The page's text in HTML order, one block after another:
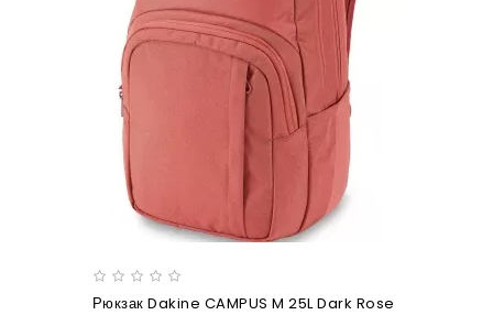
Рюкзак Dakine CAMPUS M 25L Dark Rose